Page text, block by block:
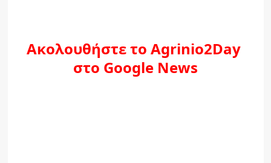
Ακολουθήστε το Agrinio2Day
στο Google News